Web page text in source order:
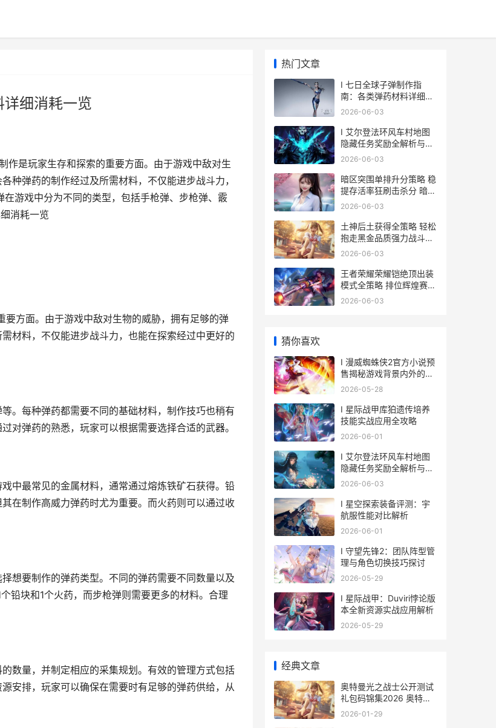
细消耗一览
作是玩家生存和探索的重要方面。由于游戏中敌对生
种弹药的制作经过及所需材料，不仅能进步战斗力，
游戏中分为不同的类型，包括手枪弹、步枪弹、霰
消耗一览
要方面。由于游戏中敌对生物的威胁，拥有足够的弹
材料，不仅能进步战斗力，也能在探索经过中更好的
。每种弹药都需要不同的基础材料，制作技巧也稍有
对弹药的熟悉，玩家可以根据需要选择合适的武器。
中最常见的金属材料，通常通过熔炼铁矿石获得。铅
在制作高威力弹药时尤为重要。而火药则可以通过收
想要制作的弹药类型。不同的弹药需要不同数量以及
铅块和1个火药，而步枪弹则需要更多的材料。合理
数量，并制定相应的采集规划。有效的管理方式包括
安排，玩家可以确保在需要时有足够的弹药供给，从
热门文章
I 七日全球子弹制作指
南：各类弹药材料详细消
耗一览
2026-06-03
I 艾尔登法环风车村地图
隐藏任务奖励全解析与获
取指南
2026-06-03
暗区突围单排升分策略 稳
提存活率狂刷击杀分 暗区
突围首测
2026-06-03
土神后土获得全策略 轻松
抱走黑金品质强力战斗宠
物 原神土神是谁
2026-06-03
王者荣耀荣耀铠绝顶出装
模式全策略 排位辉煌赛胜
率登顶 王者荣耀的铠是哪
2026-06-03
猜你喜欢
I 漫威蜘蛛侠2官方小说预
售揭秘游戏背景内外的全
新冒险
2026-05-28
I 星际战甲库狛遗传培养
技能实战应用全攻略
2026-06-01
I 艾尔登法环风车村地图
隐藏任务奖励全解析与获
取指南
2026-06-03
I 星空探索装备评测：宇
航服性能对比解析
2026-06-01
I 守望先锋2：团队阵型管
理与角色切换技巧探讨
2026-05-29
I 星际战甲：Duviri悖论版
本全新资源实战应用解析
2026-05-29
经典文章
奥特曼光之战士公开测试
礼包码锦集2026 奥特曼
光之战士预约人数
2026-01-29